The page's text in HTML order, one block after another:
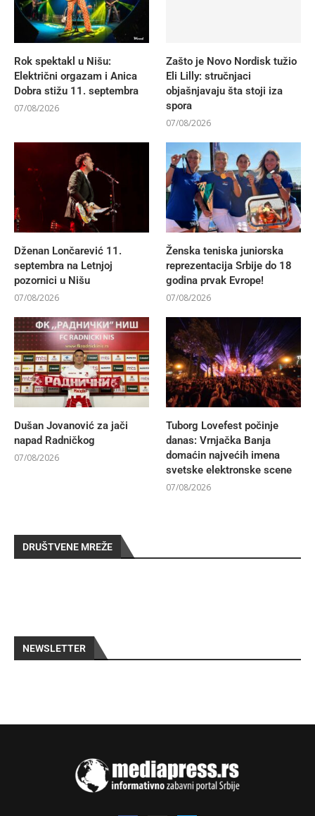
Rok spektakl u Nišu:
Električni orgazam i Anica
Dobra stižu 11. septembra
07/08/2026
Zašto je Novo Nordisk tužio
Eli Lilly: stručnjaci
objašnjavaju šta stoji iza
spora
07/08/2026
Dženan Lončarević 11.
septembra na Letnjoj
pozornici u Nišu
07/08/2026
Ženska teniska juniorska
reprezentacija Srbije do 18
godina prvak Evrope!
07/08/2026
Dušan Jovanović za jači
napad Radničkog
07/08/2026
Tuborg Lovefest počinje
danas: Vrnjačka Banja
domaćin najvećih imena
svetske elektronske scene
07/08/2026
DRUŠTVENE MREŽE
NEWSLETTER